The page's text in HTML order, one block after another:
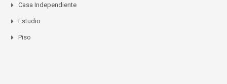
Casa Independiente
Estudio
Piso